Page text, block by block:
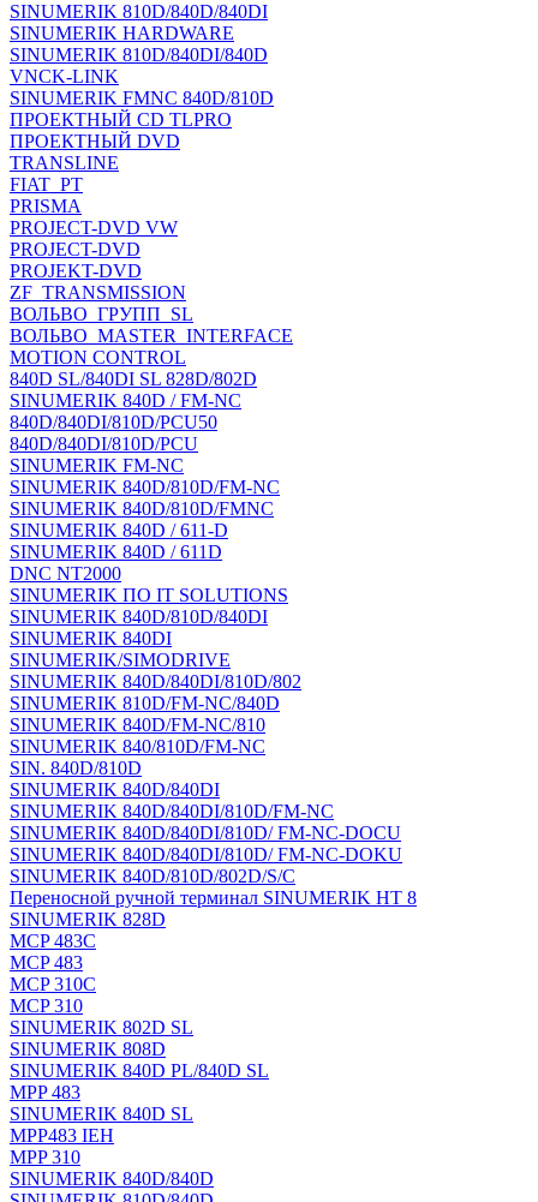
SINUMERIK 810D/840D/840DI
SINUMERIK HARDWARE
SINUMERIK 810D/840DI/840D
VNCK-LINK
SINUMERIK FMNC 840D/810D
ПРОЕКТНЫЙ CD TLPRO
ПРОЕКТНЫЙ DVD
TRANSLINE
FIAT_PT
PRISMA
PROJECT-DVD VW
PROJECT-DVD
PROJEKT-DVD
ZF_TRANSMISSION
ВОЛЬВО_ГРУПП_SL
ВОЛЬВО_MASTER_INTERFACE
MOTION CONTROL
840D SL/840DI SL 828D/802D
SINUMERIK 840D / FM-NC
840D/840DI/810D/PCU50
840D/840DI/810D/PCU
SINUMERIK FM-NC
SINUMERIK 840D/810D/FM-NC
SINUMERIK 840D/810D/FMNC
SINUMERIK 840D / 611-D
SINUMERIK 840D / 611D
DNC NT2000
SINUMERIK ПО IT SOLUTIONS
SINUMERIK 840D/810D/840DI
SINUMERIK 840DI
SINUMERIK/SIMODRIVE
SINUMERIK 840D/840DI/810D/802
SINUMERIK 810D/FM-NC/840D
SINUMERIK 840D/FM-NC/810
SINUMERIK 840/810D/FM-NC
SIN. 840D/810D
SINUMERIK 840D/840DI
SINUMERIK 840D/840DI/810D/FM-NC
SINUMERIK 840D/840DI/810D/ FM-NC-DOCU
SINUMERIK 840D/840DI/810D/ FM-NC-DOKU
SINUMERIK 840D/810D/802D/S/C
Переносной ручной терминал SINUMERIK HT 8
SINUMERIK 828D
MCP 483C
MCP 483
MCP 310C
MCP 310
SINUMERIK 802D SL
SINUMERIK 808D
SINUMERIK 840D PL/840D SL
MPP 483
SINUMERIK 840D SL
MPP483 IEH
MPP 310
SINUMERIK 840D/840D